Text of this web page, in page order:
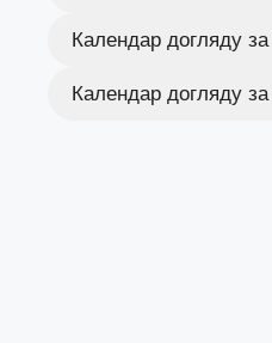
Календар догляду
Календар догляду